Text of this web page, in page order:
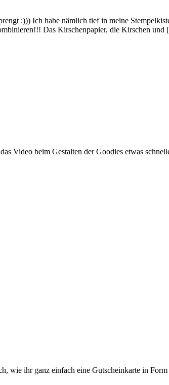
:))) Ich habe nämlich tief in meine
Das Kirschenpapier, die Kirschen
Video beim Gestalten der Goodies etwas
wie ihr ganz einfach eine Gutscheinkarte in